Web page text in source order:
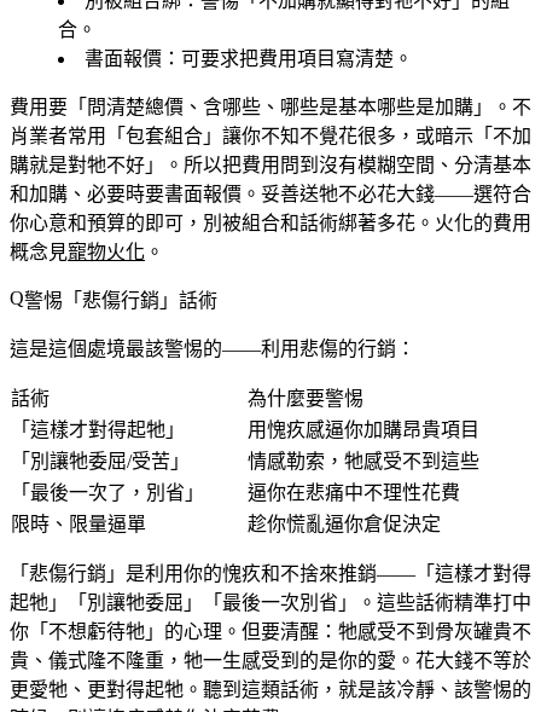
合。
書面報價 ：可要求把費用項目寫清楚。
費用要「問清楚總價、含哪些、哪些是基本哪些是加購」。不
肖業者常用「包套組合」讓你不知不覺花很多，或暗示「不加
購就是對牠不好」。所以把費用問到沒有模糊空間、分清基本
和加購、必要時要書面報價。妥善送牠不必花大錢——選符合
你心意和預算的即可，別被組合和話術綁著多花。火化的費用
概念見寵物火化 。
警惕「悲傷行銷」話術
這是這個處境最該警惕的——利用悲傷的行銷：
話術
為什麼要警惕
「這樣才對得起牠」
用愧疚感逼你加購昂貴項目
「別讓牠委屈/受苦」
情感勒索，牠感受不到這些
「最後一次了，別省」
逼你在悲痛中不理性花費
限時、限量逼單
趁你慌亂逼你倉促決定
「悲傷行銷」是利用你的愧疚和不捨來推銷——「這樣才對得
起牠」「別讓牠委屈」「最後一次別省」。這些話術精準打中
你「不想虧待牠」的心理。但要清醒：牠感受不到骨灰罐貴不
貴、儀式隆不隆重，牠一生感受到的是你的愛。花大錢不等於
更愛牠、更對得起牠。聽到這類話術，就是該冷靜、該警惕的